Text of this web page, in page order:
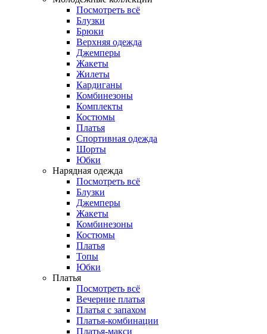
Посмотреть всё
Блузки
Брюки
Верхняя одежда
Джемперы
Жакеты
Жилеты
Кардиганы
Комбинезоны
Комплекты
Костюмы
Платья
Спортивная одежда
Шорты
Юбки
Нарядная одежда
Посмотреть всё
Блузки
Джемперы
Жакеты
Комбинезоны
Костюмы
Платья
Топы
Юбки
Платья
Посмотреть всё
Вечерние платья
Платья с запахом
Платья-комбинации
Платья-макси